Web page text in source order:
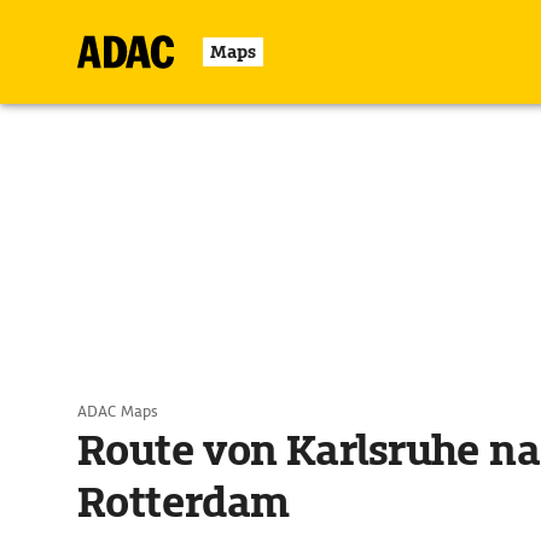
Maps
ADAC Maps
Route von Karlsruhe
Rotterdam